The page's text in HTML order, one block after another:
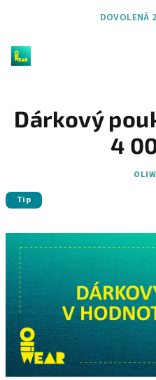
DOVOLENÁ
Dárkový
4
Tip